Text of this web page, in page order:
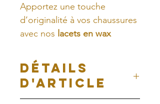
Apportez une touche
d’originalité à vos chaussures
avec nos lacets en wax
Avec leur longueur de
cm
, ils sont parfaits pour
personnaliser vos baskets,
DÉTAILS
D'ARTICLE